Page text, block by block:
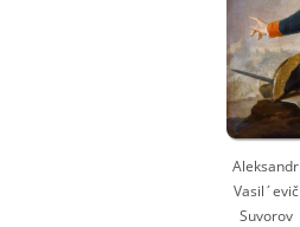
Aleksandr
Vasil´evič
Suvorov